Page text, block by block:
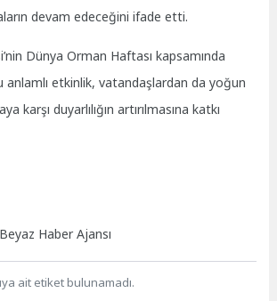
devam edeceğini ifade etti.
Dünya Orman Haftası kapsamında
anlamlı etkinlik, vatandaşlardan da yoğun
karşı duyarlılığın artırılmasına katkı
Haber Ajansı
ait etiket bulunamadı.